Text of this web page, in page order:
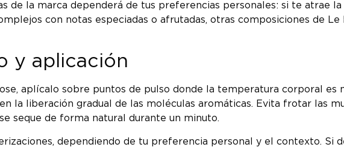
de la marca dependerá de tus preferencias personales: si te atrae
con notas especiadas o afrutadas, otras composiciones de
y aplicación
aplícalo sobre puntos de pulso donde la temperatura corporal es
la liberación gradual de las moléculas aromáticas. Evita frotar las
seque de forma natural durante un minuto.
dependiendo de tu preferencia personal y el contexto. Si